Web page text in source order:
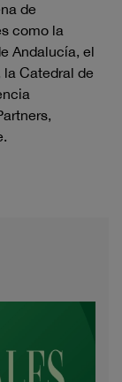
de
como la
Andalucía, el
Catedral de